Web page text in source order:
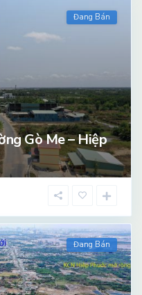
Đang Bán
Gò Me – Hiệp
Đang Bán